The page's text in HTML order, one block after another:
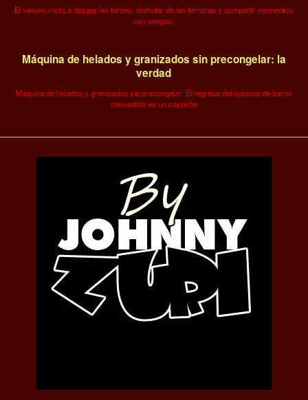
El verano invita a alargar las tardes, disfrutar de las terrazas y compartir momentos
con amigos.
Máquina de helados y granizados sin precongelar: la
verdad
Máquina de helados y granizados sin precongelar: El regreso del quiosco de barrio
convertido en un capricho